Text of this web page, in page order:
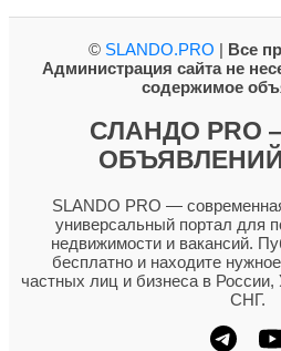
© SLANDO.PRO | Все
Администрация сайта не
содержимое
СЛАНДО PRO
SLANDO PRO —
универсальный портал для
недвижимости и вакансий.
бесплатно и находите
частных лиц и бизнеса в России,
СНГ.